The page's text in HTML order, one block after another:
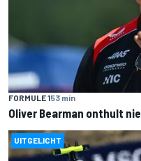
FORMULE 153 min
Oliver Bearman onthult
UITGELICHT